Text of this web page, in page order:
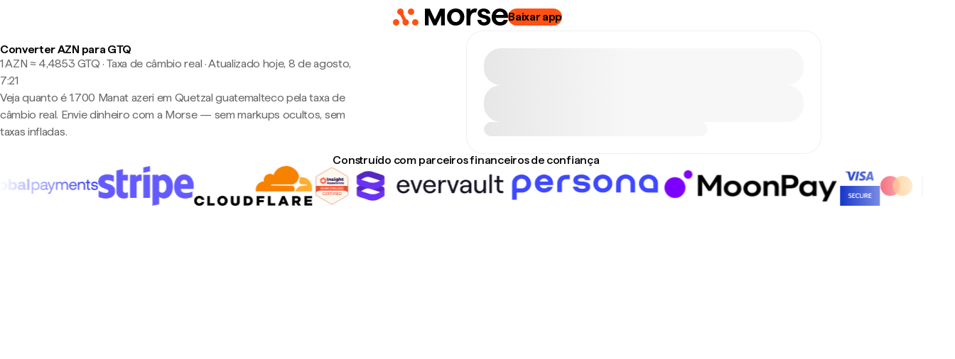
Baixar app
Converter AZN para GTQ
1 AZN ≈ 4,4853 GTQ · Taxa de câmbio real ·Atualizado hoje, 8 de agosto,
7:21
Veja quanto é 1.700 Manat azeri em Quetzal guatemalteco pela taxa de
câmbio real. Envie dinheiro com a Morse — sem markups ocultos, sem
taxas infladas.
Construído com parceiros financeiros de confiança